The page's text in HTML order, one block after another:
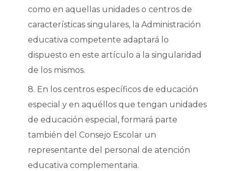
como en aquellas unidades o centros de
características singulares, la Administración
educativa competente adaptará lo
dispuesto en este artículo a la singularidad
de los mismos.
8. En los centros específicos de educación
especial y en aquéllos que tengan unidades
de educación especial, formará parte
también del Consejo Escolar un
representante del personal de atención
educativa complementaria.